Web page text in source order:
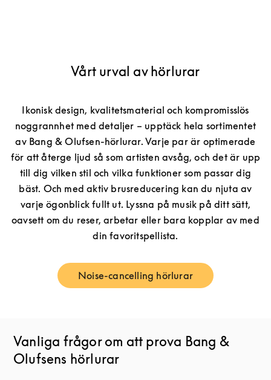
Vårt urval av hörlurar
Ikonisk design, kvalitetsmaterial och kompromisslös
noggrannhet med detaljer – upptäck hela sortimentet
av Bang & Olufsen-hörlurar. Varje par är optimerade
för att återge ljud så som artisten avsåg, och det är upp
till dig vilken stil och vilka funktioner som passar dig
bäst. Och med aktiv brusreducering kan du njuta av
varje ögonblick fullt ut. Lyssna på musik på ditt sätt,
oavsett om du reser, arbetar eller bara kopplar av med
din favoritspellista.
Noise-cancelling hörlurar
Link Opens in New Tab
Vanliga frågor om att prova Bang &
Olufsens hörlurar